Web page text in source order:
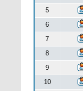
5
6
7
8
9
10